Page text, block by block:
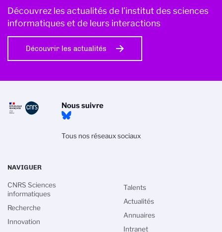
Découvrez les actualités de l’institut des sciences
informatiques et de leurs interactions
Découvrir les actualités
Nous suivre
Tous nos réseaux sociaux
NAVIGUER
CNRS Sciences
informatiques
Recherche
Innovation
Talents
Actualités
Annuaires
Intranet